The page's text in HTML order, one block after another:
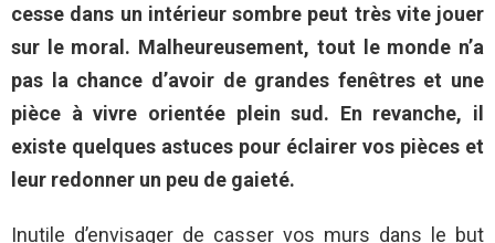
cesse dans un intérieur sombre peut très vite jouer
sur le moral. Malheureusement, tout le monde n’a
pas la chance d’avoir de grandes fenêtres et une
pièce à vivre orientée plein sud. En revanche, il
existe quelques astuces pour éclairer vos pièces et
leur redonner un peu de gaieté.
Inutile d’envisager de casser vos murs dans le but